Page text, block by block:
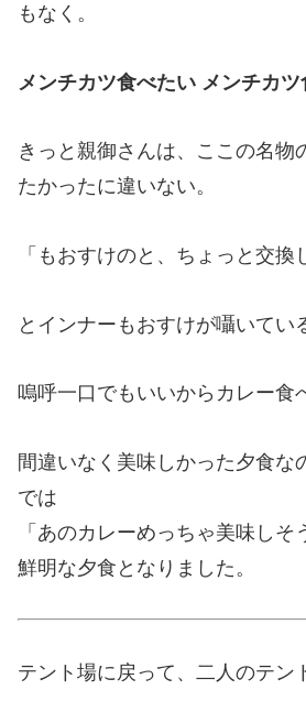
もなく。
メンチカツ食べたい メンチカツ
きっと親御さんは、ここの名物
たかったに違いない。
「もおすけのと、ちょっと交換
とインナーもおすけが囁いてい
嗚呼一口でもいいからカレー食
間違いなく美味しかった夕食な
では
「あのカレーめっちゃ美味し
鮮明な夕食となりました。
テント場に戻って、二人のテン